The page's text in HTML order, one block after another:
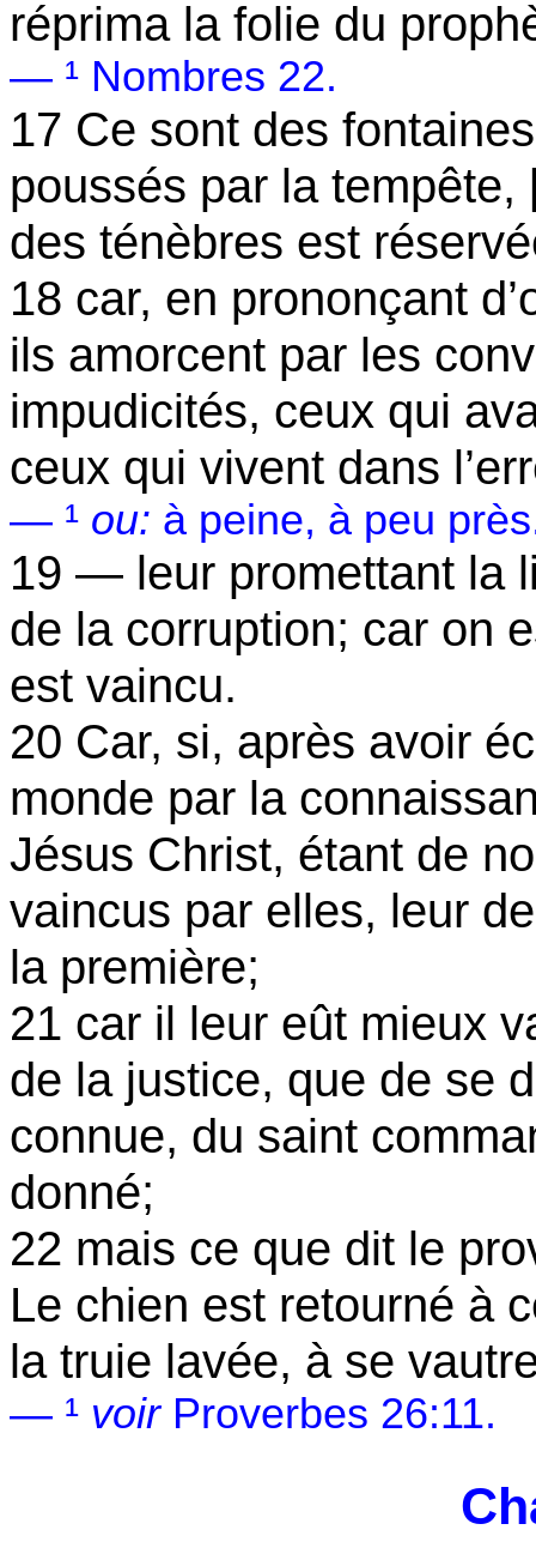
réprima la folie du
— ¹ Nombres 22.
17 Ce sont des
poussés par la tempête,
des ténèbres est
18 car, en prononçant
ils amorcent par les
impudicités, ceux qui
ceux qui vivent dans
— ¹ ou: à peine, à peu
19 — leur promettant la
de la corruption; car on
est vaincu.
20 Car, si, après avoir
monde par la
Jésus Christ, étant de
vaincus par elles, leur
la première;
21 car il leur eût mieux
de la justice, que de se
connue, du saint
donné;
22 mais ce que dit le
Le chien est retourné à
la truie lavée, à se
— ¹ voirProverbes 26:11.